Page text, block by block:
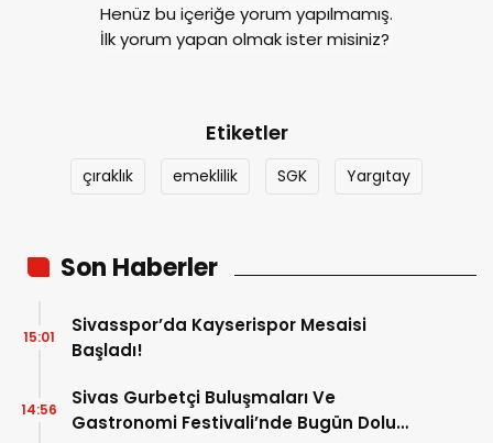
Henüz bu içeriğe yorum yapılmamış.
İlk yorum yapan olmak ister misiniz?
Etiketler
çıraklık emeklilik SGK Yargıtay
Son Haberler
Sivasspor’da Kayserispor Mesaisi
Başladı!
15:01
Sivas Gurbetçi Buluşmaları Ve
Gastronomi Festivali’nde Bugün Dolu
14:56